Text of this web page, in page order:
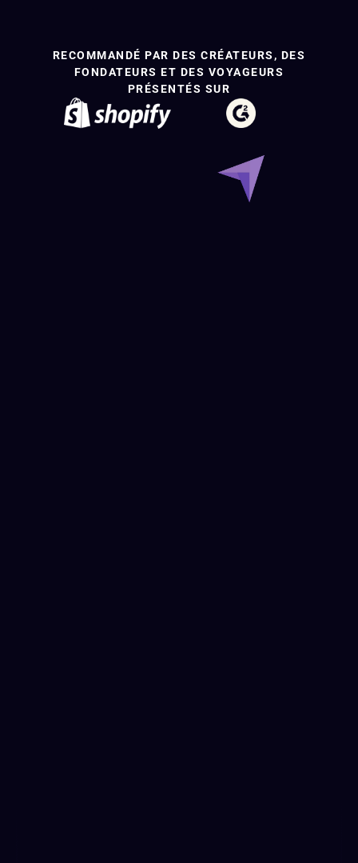
RECOMMANDÉ PAR DES CRÉATEURS, DES
FONDATEURS ET DES VOYAGEURS
PRÉSENTÉS SUR